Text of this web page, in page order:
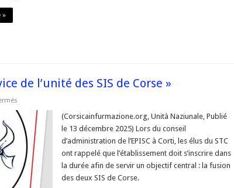
»
de l’unité des SIS de Corse »
sur
un
outil
au
service
l’unité
des
SIS
de
Corse »
(Corsicainfurmazione.org, Unità Naziunale, Publié
le 13 décembre 2025) Lors du conseil
d’administration de l’EPISC à Corti, les élus du STC
ont rappelé que l’établissement doit s’inscrire dans
la durée afin de servir un objectif central : la fusion
des deux SIS de Corse.